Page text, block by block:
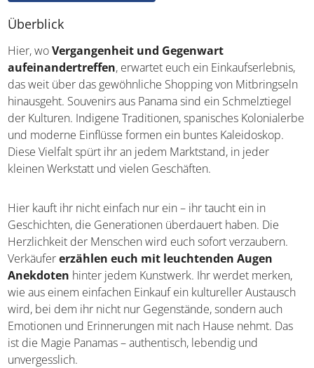
Überblick
Hier, woVergangenheit und Gegenwart
aufeinandertreffen, erwartet euch ein Einkaufserlebnis,
das weit über das gewöhnliche Shopping von
Mitbringseln hinausgeht. Souvenirs aus Panama sind ein
Schmelztiegel der Kulturen. Indigene Traditionen,
spanisches Kolonialerbe und moderne Einflüsse formen
ein buntes Kaleidoskop. Diese Vielfalt spürt ihr an jedem
Marktstand, in jeder kleinen Werkstatt und vielen
Hier kauft ihr nicht einfach nur ein – ihr taucht ein in
Geschichten, die Generationen überdauert haben. Die
Herzlichkeit der Menschen wird euch sofort verzaubern.
Verkäufererzählen euch mit leuchtenden Augen
Anekdotenhinter jedem Kunstwerk. Ihr werdet merken,
wie aus einem einfachen Einkauf ein kultureller
Austausch wird, bei dem ihr nicht nur Gegenstände,
sondern auch Emotionen und Erinnerungen mit nach
Hause nehmt. Das ist die Magie Panamas – authentisch,